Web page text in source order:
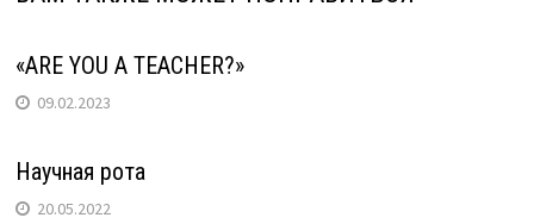
«ARE YOU A TEACHER?»
09.02.2023
Научная рота
20.05.2022